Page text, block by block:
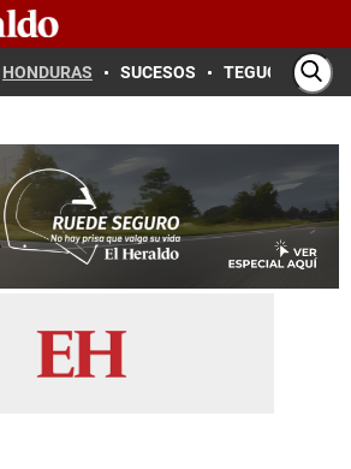
HONDURAS SUCESOS TEGUCIGALPA